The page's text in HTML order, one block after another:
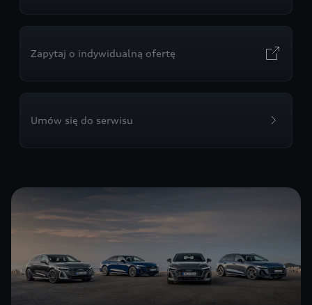
Zapytaj o indywidualną ofertę
Umów się do serwisu